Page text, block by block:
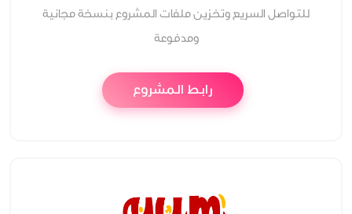
للتواصل السريع وتخزين ملفات المشروع بنسخة مجانية
ومدفوعة
رابط المشروع